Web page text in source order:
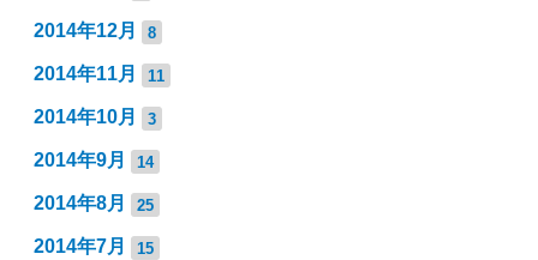
2014年12月 8
2014年11月 11
2014年10月 3
2014年9月 14
2014年8月 25
2014年7月 15